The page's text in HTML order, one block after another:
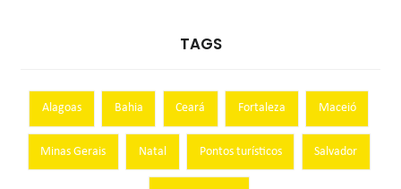
TAGS
Alagoas Bahia Ceará Fortaleza Maceió
Minas Gerais Natal Pontos turísticos Salvador